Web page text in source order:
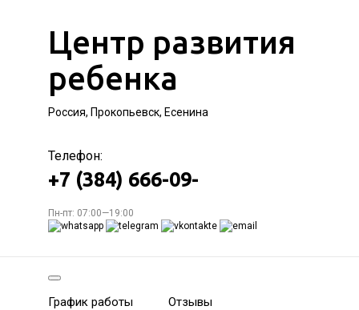
Центр развития
ребенка
Россия, Прокопьевск, Есенина
Телефон:
+7 (384) 666-09-
Пн-пт: 07:00—19:00
График работы Отзывы